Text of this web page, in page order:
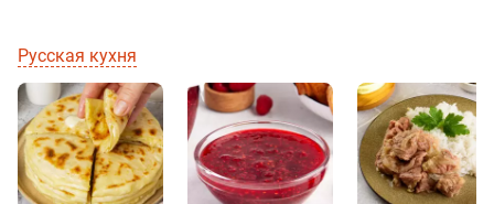
Русская кухня